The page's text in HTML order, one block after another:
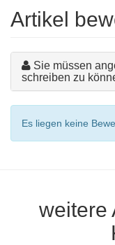
Artikel
Sie müssen
schreiben zu
Es liegen keine
weitere